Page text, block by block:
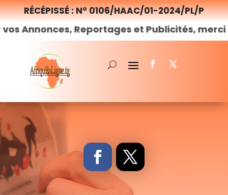
RÉCÉPISSÉ : N° 0106/HAAC/01-2024/PL/P
Reportages et Publicités, merci denous